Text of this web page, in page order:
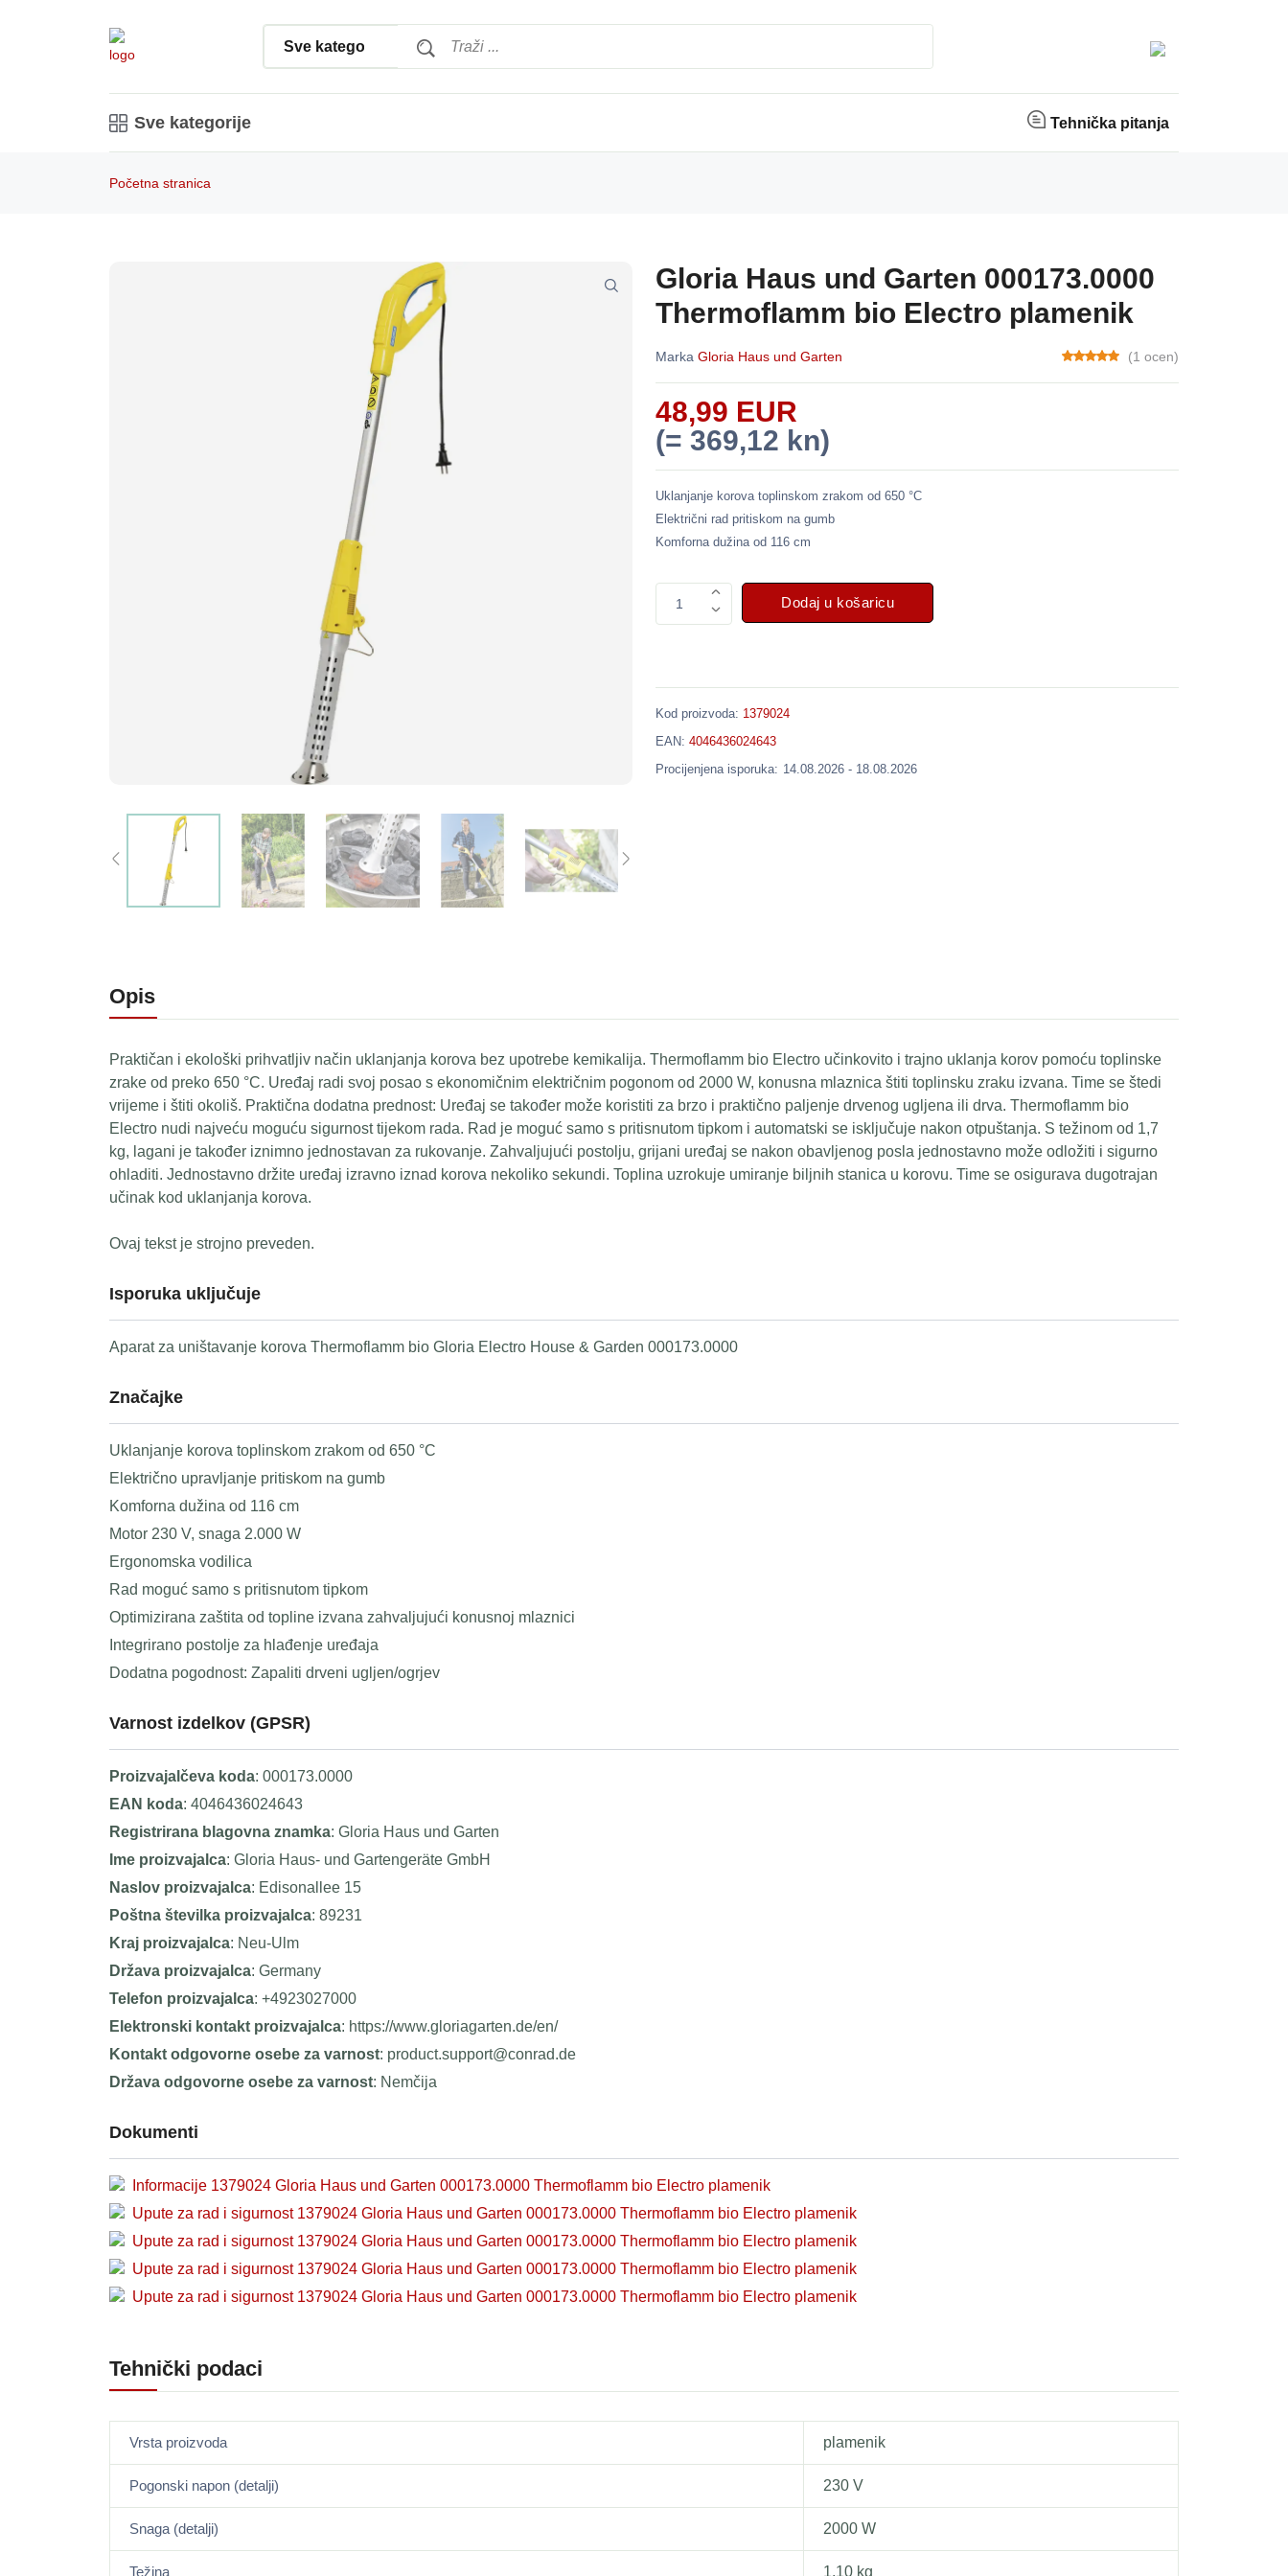
Sve kategorije Tehnička pitanja
Početna stranica
Gloria Haus und Garten 000173.0000
Thermoflamm bio Electro plamenik
Marka Gloria Haus und Garten (1 ocen)
48,99 EUR
(= 369,12 kn)
Uklanjanje korova toplinskom zrakom od 650 °C
Električni rad pritiskom na gumb
Komforna dužina od 116 cm
1 Dodaj u košaricu
Kod proizvoda: 1379024
EAN: 4046436024643
Procijenjena isporuka: 14.08.2026 - 18.08.2026
Opis
Praktičan i ekološki prihvatljiv način uklanjanja korova bez upotrebe kemikalija. Thermoflamm bio Electro učinkovito i trajno uklanja korov pomoću toplinske
zrake od preko 650 °C. Uređaj radi svoj posao s ekonomičnim električnim pogonom od 2000 W, konusna mlaznica štiti toplinsku zraku izvana. Time se štedi
vrijeme i štiti okoliš. Praktična dodatna prednost: Uređaj se također može koristiti za brzo i praktično paljenje drvenog ugljena ili drva. Thermoflamm bio
Electro nudi najveću moguću sigurnost tijekom rada. Rad je moguć samo s pritisnutom tipkom i automatski se isključuje nakon otpuštanja. S težinom od 1,7
kg, lagani je također iznimno jednostavan za rukovanje. Zahvaljujući postolju, grijani uređaj se nakon obavljenog posla jednostavno može odložiti i sigurno
ohladiti. Jednostavno držite uređaj izravno iznad korova nekoliko sekundi. Toplina uzrokuje umiranje biljnih stanica u korovu. Time se osigurava dugotrajan
učinak kod uklanjanja korova.
Ovaj tekst je strojno preveden.
Isporuka uključuje
Aparat za uništavanje korova Thermoflamm bio Gloria Electro House & Garden 000173.0000
Značajke
Uklanjanje korova toplinskom zrakom od 650 °C
Električno upravljanje pritiskom na gumb
Komforna dužina od 116 cm
Motor 230 V, snaga 2.000 W
Ergonomska vodilica
Rad moguć samo s pritisnutom tipkom
Optimizirana zaštita od topline izvana zahvaljujući konusnoj mlaznici
Integrirano postolje za hlađenje uređaja
Dodatna pogodnost: Zapaliti drveni ugljen/ogrjev
Varnost izdelkov (GPSR)
Proizvajalčeva koda: 000173.0000
EAN koda: 4046436024643
Registrirana blagovna znamka: Gloria Haus und Garten
Ime proizvajalca: Gloria Haus- und Gartengeräte GmbH
Naslov proizvajalca: Edisonallee 15
Poštna številka proizvajalca: 89231
Kraj proizvajalca: Neu-Ulm
Država proizvajalca: Germany
Telefon proizvajalca: +4923027000
Elektronski kontakt proizvajalca: https://www.gloriagarten.de/en/
Kontakt odgovorne osebe za varnost: product.support@conrad.de
Država odgovorne osebe za varnost: Nemčija
Dokumenti
Informacije 1379024 Gloria Haus und Garten 000173.0000 Thermoflamm bio Electro plamenik
Upute za rad i sigurnost 1379024 Gloria Haus und Garten 000173.0000 Thermoflamm bio Electro plamenik
Upute za rad i sigurnost 1379024 Gloria Haus und Garten 000173.0000 Thermoflamm bio Electro plamenik
Upute za rad i sigurnost 1379024 Gloria Haus und Garten 000173.0000 Thermoflamm bio Electro plamenik
Upute za rad i sigurnost 1379024 Gloria Haus und Garten 000173.0000 Thermoflamm bio Electro plamenik
Tehnički podaci
Vrsta proizvoda plamenik
Pogonski napon (detalji) 230 V
Snaga (detalji) 2000 W
Težina 1.10 kg